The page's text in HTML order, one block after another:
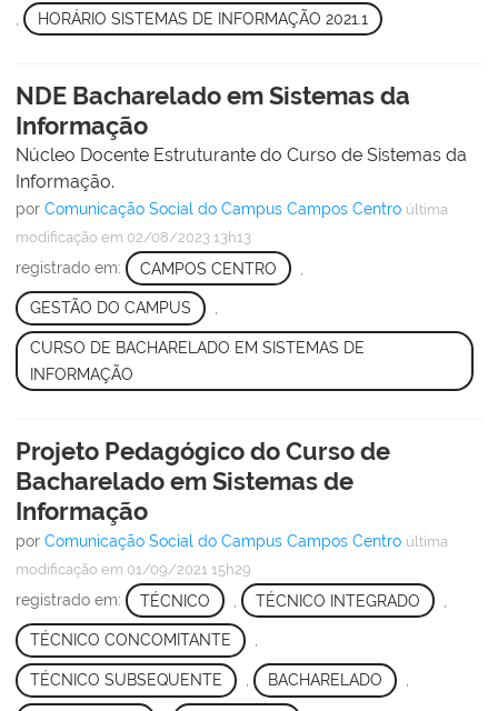
HORÁRIO SISTEMAS DE INFORMAÇÃO 2021.1
NDE Bacharelado em Sistemas da
Informação
Núcleo Docente Estruturante do Curso de Sistemas da
Informação.
por Comunicação Social do Campus Campos Centro última
modificação em 02/08/2023 13h13
registrado em: CAMPOS CENTRO
GESTÃO DO CAMPUS ,
CURSO DE BACHARELADO EM SISTEMAS DE
INFORMAÇÃO
Projeto Pedagógico do Curso de
Bacharelado em Sistemas de
Informação
por Comunicação Social do Campus Campos Centro última
modificação em 01/09/2021 15h29
registrado em: TÉCNICO TÉCNICO INTEGRADO
TÉCNICO CONCOMITANTE ,
TÉCNICO SUBSEQUENTE BACHARELADO